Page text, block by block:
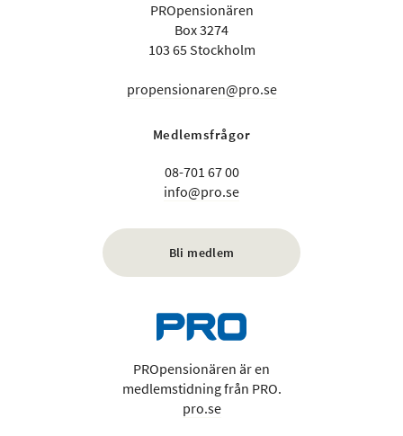
PROpensionären
Box 3274
103 65 Stockholm
propensionaren@pro.se
Medlemsfrågor
08-701 67 00
info@pro.se
Bli medlem
PROpensionären är en
medlemstidning från PRO.
pro.se